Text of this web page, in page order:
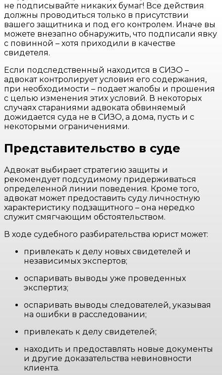
не подписывайте никаких бумаг! Все действия
должны проводиться только в присутствии
вашего защитника и под его контролем. Иначе вы
можете внезапно обнаружить, что подписали явку
с повинной – хотя приходили в качестве
свидетеля.
Если подследственный находится в СИЗО –
адвокат контролирует условия его содержания,
при необходимости – подает жалобы и прошения
с целью изменения этих условий. В некоторых
случаях стараниями адвоката обвиняемый
дожидается суда не в СИЗО, а дома, пусть и с
некоторыми ограничениями.
Представительство в суде
Адвокат выбирает стратегию защиты и
рекомендует подсудимому придерживаться
определенной линии поведения. Кроме того,
адвокат может предоставить суду личностную
характеристику подзащитного – она нередко
служит смягчающим обстоятельством.
В ходе судебного разбирательства юрист может:
привлекать к делу новых свидетелей и
независимых экспертов;
оспаривать выводы уже проведенных
экспертиз;
оспаривать выводы следователей, указывая
на ошибки в расследовании;
привлекать к делу свидетелей;
находить и предоставлять новые документы
и другие доказательства невиновности
клиента.